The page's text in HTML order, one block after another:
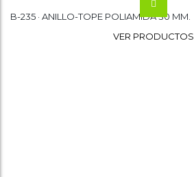
Wishlist
VER PRODUCTOS
B-235 · ANILLO-TOPE POLIAMIDA 30 MM.